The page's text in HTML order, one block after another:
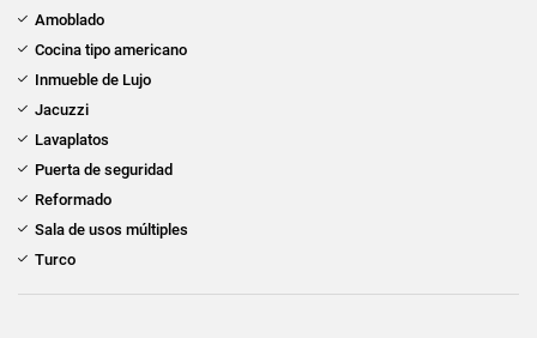
Amoblado
Cocina tipo americano
Inmueble de Lujo
Jacuzzi
Lavaplatos
Puerta de seguridad
Reformado
Sala de usos múltiples
Turco